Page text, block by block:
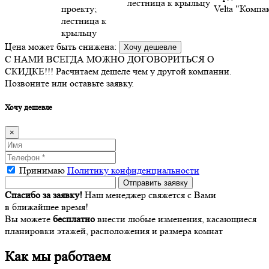
проекту;
лестница к
крыльцу
лестница к крыльцу
Velta
Цена может быть снижена: Хочу дешевле
С НАМИ ВСЕГДА МОЖНО ДОГОВОРИТЬСЯ О
СКИДКЕ!!! Расчитаем дешеле чем у другой компании.
Позвоните или оставьте заявку.
Хочу дешевле
×
Принимаю Политику конфиденциальности
Спасибо за заявку! Наш менеджер свяжется с Вами
в ближайшее время!
Вы можете бесплатно внести любые изменения, касающиеся
планировки этажей, расположения и размера комнат
Как мы работаем